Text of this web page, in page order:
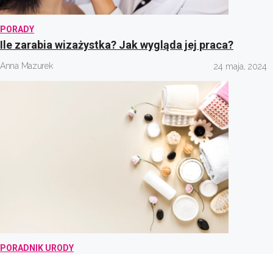
PORADY
Ile zarabia wizażystka? Jak wygląda jej praca?
Anna Mazurek 24 maja, 2024
PORADNIK URODY